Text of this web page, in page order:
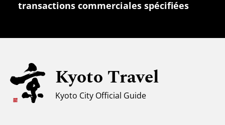
Tourisme universel
Climat et vêtements
Centre d'information touristique
transactions commerciales spécifiées
Kyoto Travel
Kyoto City Official Guide